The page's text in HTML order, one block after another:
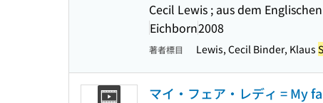
Cecil Lewis ; aus dem
Eichborn2008
著者標目 Lewis, Cecil Binder, Klaus
マイ・フェア・レディ = My